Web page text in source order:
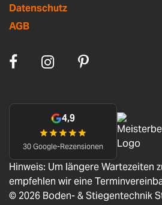
Datenschutz
AGB
4,9
30 Google-Rezensionen
Hinweis: Um längere Wartezeiten
empfehlen wir eine
© 2026 Boden- & Stiegentechnik